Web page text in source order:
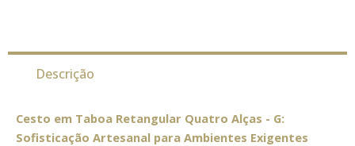
Descrição
Cesto em Taboa Retangular Quatro Alças - G:
Sofisticação Artesanal para Ambientes Exigentes